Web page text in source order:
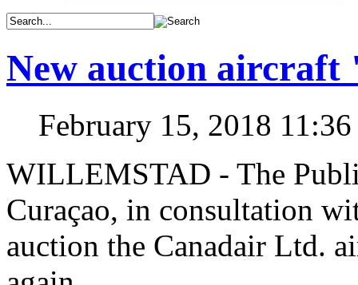
New auction
February 15, 2018
WILLEMSTAD - The
Curaçao, in consultation
auction the Canadair Ltd.